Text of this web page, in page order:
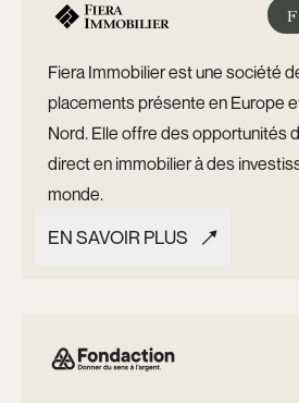
Fiera Immobilier est une société
placements présente en Europe
Nord. Elle offre des opportunités
direct en immobilier à des
monde.
EN SAVOIR PLUS